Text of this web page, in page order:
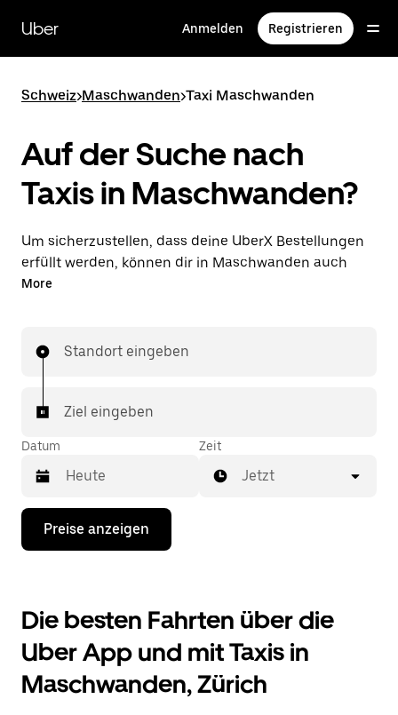
zum
Hauptinhalt
Uber Anmelden Registrieren
Schweiz>Maschwanden>Taxi Maschwanden
Auf der Suche nach
Taxis in Maschwanden?
Um sicherzustellen, dass deine UberX Bestellungen
erfüllt werden, können dir in Maschwanden auch
lizenzierte Taxifahrer*innen zugewiesen werden. In
Preise, die du von UberX kennst, während du mit
In einigen Städten der Schweiz kannst du in der
Uber App gezielt ein Taxi bestellen, wenn du sicher
sein möchtest, dass dir ein Taxi für deine Fahrt
zugewiesen wird.
More
Standort eingeben
Ziel eingeben
Datum
Drücke
Nach-
mit
dem
Kalender
zu
interagieren
und
Zeit
Jetzt
Preise anzeigen
Die besten Fahrten über die
Uber App und mit Taxis in
Maschwanden, Zürich